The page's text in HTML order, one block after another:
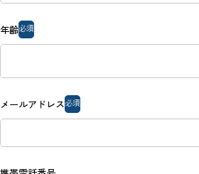
年齢必須
メールアドレス必須